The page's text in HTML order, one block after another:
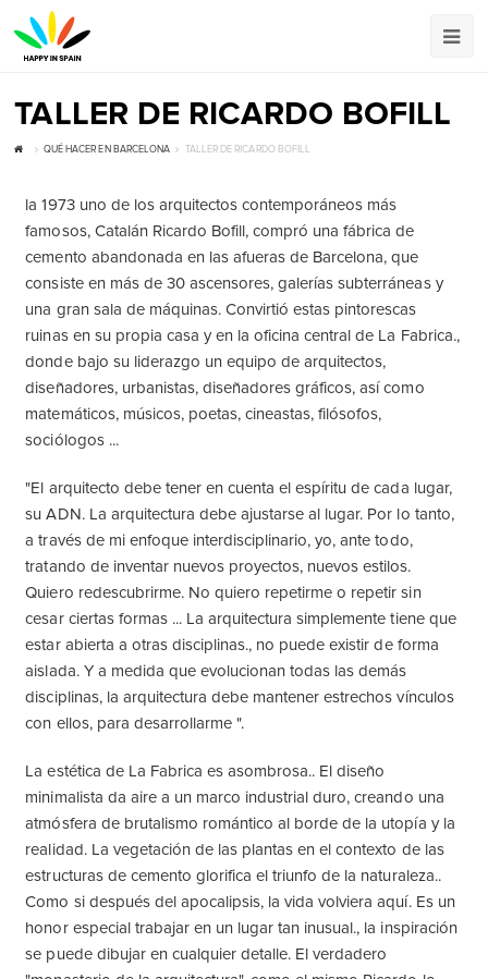
TALLER DE RICARDO BOFILL
QUÉ HACER EN BARCELONA TALLER DE RICARDO BOFILL
la 1973 uno de los arquitectos contemporáneos más
famosos, Catalán Ricardo Bofill, compró una fábrica de
cemento abandonada en las afueras de Barcelona, que
consiste en más de 30 ascensores, galerías subterráneas y
una gran sala de máquinas. Convirtió estas pintorescas
ruinas en su propia casa y en la oficina central de La Fabrica.,
donde bajo su liderazgo un equipo de arquitectos,
diseñadores, urbanistas, diseñadores gráficos, así como
matemáticos, músicos, poetas, cineastas, filósofos,
sociólogos ...
"El arquitecto debe tener en cuenta el espíritu de cada lugar,
su ADN. La arquitectura debe ajustarse al lugar. Por lo tanto,
a través de mi enfoque interdisciplinario, yo, ante todo,
tratando de inventar nuevos proyectos, nuevos estilos.
Quiero redescubrirme. No quiero repetirme o repetir sin
cesar ciertas formas ... La arquitectura simplemente tiene que
estar abierta a otras disciplinas., no puede existir de forma
aislada. Y a medida que evolucionan todas las demás
disciplinas, la arquitectura debe mantener estrechos vínculos
con ellos, para desarrollarme ".
La estética de La Fabrica es asombrosa.. El diseño
minimalista da aire a un marco industrial duro, creando una
atmósfera de brutalismo romántico al borde de la utopía y la
realidad. La vegetación de las plantas en el contexto de las
estructuras de cemento glorifica el triunfo de la naturaleza..
Como si después del apocalipsis, la vida volviera aquí. Es un
honor especial trabajar en un lugar tan inusual., la inspiración
se puede dibujar en cualquier detalle. El verdadero